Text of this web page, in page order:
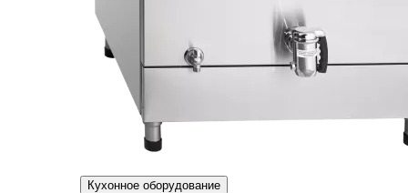
Кухонное оборудование